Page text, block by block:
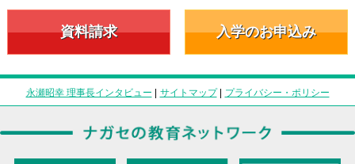
資料請求 入学のお申込み
永瀬昭幸 理事長インタビュー | サイトマップ| プライバシー・ポリシー